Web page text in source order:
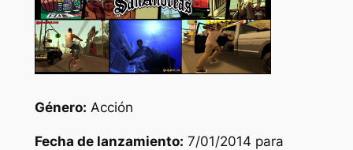
Género: Acción
Fecha de lanzamiento: 7/01/2014 para